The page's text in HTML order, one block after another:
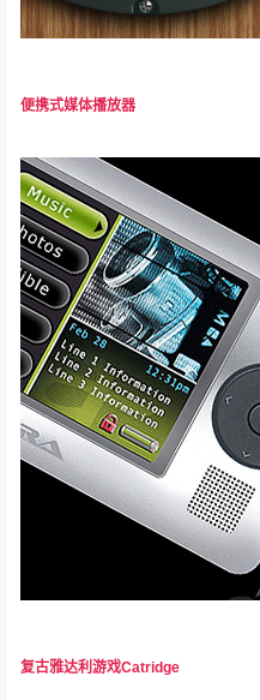
便携式媒体播放器
复古雅达利游戏Catridge